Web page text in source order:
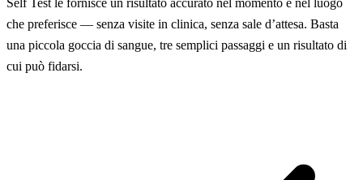
che preferisce — senza visite in clinica, senza sale d’attesa. Basta
una piccola goccia di sangue, tre semplici passaggi e un risultato di
cui può fidarsi.